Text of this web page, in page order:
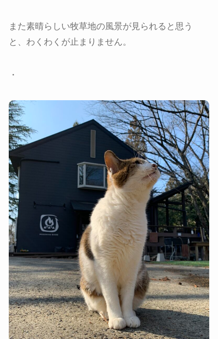
また素晴らしい牧草地の風景が見られると思う
と、わくわくが止まりません。
・